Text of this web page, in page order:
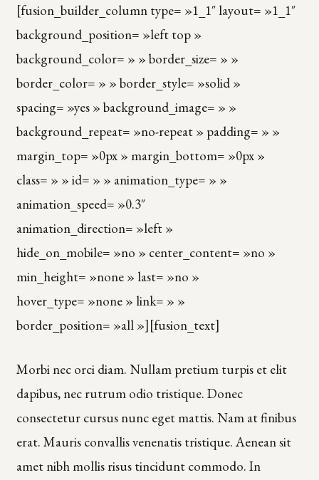
[fusion_builder_column type= »1_1″ layout= »1_1″
background_position= »left top »
background_color= » » border_size= » »
border_color= » » border_style= »solid »
spacing= »yes » background_image= » »
background_repeat= »no-repeat » padding= » »
margin_top= »0px » margin_bottom= »0px »
class= » » id= » » animation_type= » »
animation_speed= »0.3″
animation_direction= »left »
hide_on_mobile= »no » center_content= »no »
min_height= »none » last= »no »
hover_type= »none » link= » »
border_position= »all »][fusion_text]
Morbi nec orci diam. Nullam pretium turpis et elit
dapibus, nec rutrum odio tristique. Donec
consectetur cursus nunc eget mattis. Nam at finibus
erat. Mauris convallis venenatis tristique. Aenean sit
amet nibh mollis risus tincidunt commodo. In